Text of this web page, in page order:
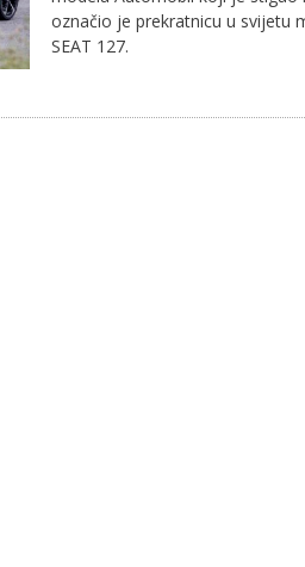
označio je prekratnicu u svijetu
SEAT 127.